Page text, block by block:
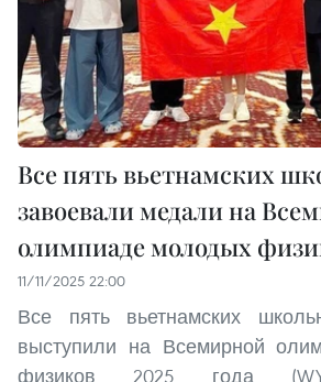
Все пять вьетнамских
завоевали медали на
олимпиаде молодых
11/11/2025 22:00
Все пять вьетнамских
выступили на Всемирной
физиков 2025 года